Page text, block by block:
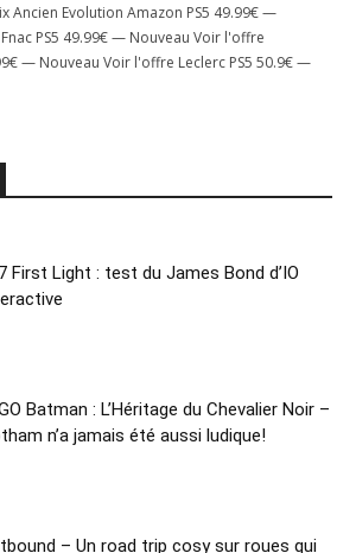
Ancien Evolution Amazon PS5 49.99€ —
PS5 49.99€ — Nouveau Voir l'offre
— Nouveau Voir l'offre Leclerc PS5 50.9€ —
First Light : test du James Bond d’IO
Batman : L’Héritage du Chevalier Noir –
n’a jamais été aussi ludique!
– Un road trip cosy sur roues qui